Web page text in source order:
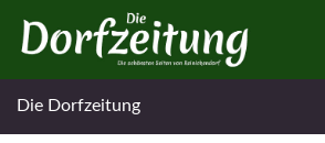
Die Dorfzeitung